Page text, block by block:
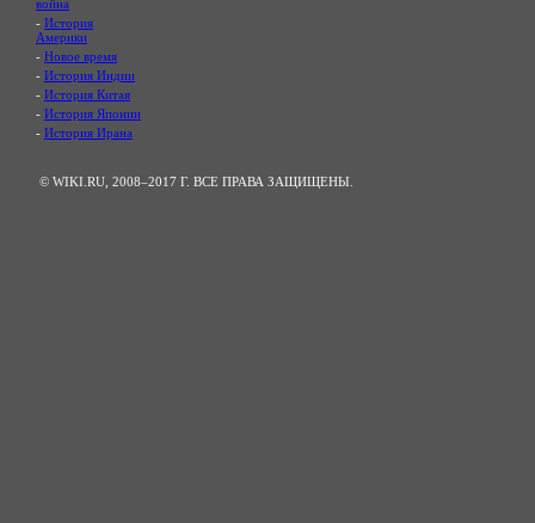
война
- История
Америки
- Новое время
- История Индии
- История Китая
- История Японии
- История Ирана
© WIKI.RU, 2008–2017 Г. ВСЕ ПРАВА ЗАЩИЩЕНЫ.